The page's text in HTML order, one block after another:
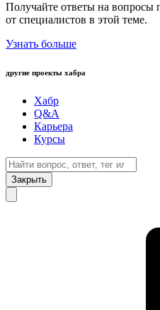
Получайте ответы на вопросы
от специалистов в этой теме.
Узнать больше
другие проекты хабра
Хабр
Q&A
Карьера
Курсы
Закрыть